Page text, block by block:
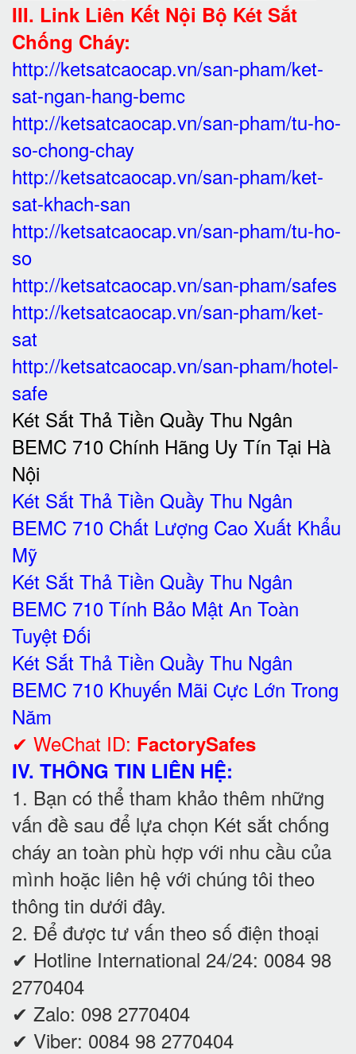
III. Link Liên Kết Nội Bộ Két Sắt
Chống Cháy:
http://ketsatcaocap.vn/san-pham/ket-
sat-ngan-hang-bemc
http://ketsatcaocap.vn/san-pham/tu-ho-
so-chong-chay
http://ketsatcaocap.vn/san-pham/ket-
sat-khach-san
http://ketsatcaocap.vn/san-pham/tu-ho-
so
http://ketsatcaocap.vn/san-pham/safes
http://ketsatcaocap.vn/san-pham/ket-
sat
http://ketsatcaocap.vn/san-pham/hotel-
safe
Két Sắt Thả Tiền Quầy Thu Ngân
BEMC 710 Chính Hãng Uy Tín Tại Hà
Nội
Két Sắt Thả Tiền Quầy Thu Ngân
BEMC 710 Chất Lượng Cao Xuất Khẩu
Mỹ
Két Sắt Thả Tiền Quầy Thu Ngân
BEMC 710 Tính Bảo Mật An Toàn
Tuyệt Đối
Két Sắt Thả Tiền Quầy Thu Ngân
BEMC 710 Khuyến Mãi Cực Lớn Trong
Năm
✔ WeChat ID: FactorySafes
IV. THÔNG TIN LIÊN HỆ:
1. Bạn có thể tham khảo thêm những
vấn đề sau để lựa chọn Két sắt chống
cháy an toàn phù hợp với nhu cầu của
mình hoặc liên hệ với chúng tôi theo
thông tin dưới đây.
2. Để được tư vấn theo số điện thoại
✔ Hotline International 24/24: 0084 98
2770404
✔ Zalo: 098 2770404
✔ Viber: 0084 98 2770404